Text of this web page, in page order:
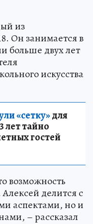
из
Он занимается в
больше двух лет
искусства
«сетку»для
лет тайно
гостей
возможность
делится с
аспектами, но и
– рассказал